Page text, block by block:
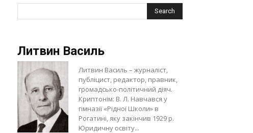
Литвин Василь
Литвин Василь – журналіст,
публіцист, редактор, правник,
громадсько-політичний діяч.
Криптонім: В. Л. Навчався у
гімназії «Рідної Школи» в
Рогатині, яку закінчив 1929 р.
Юридичну освіту...